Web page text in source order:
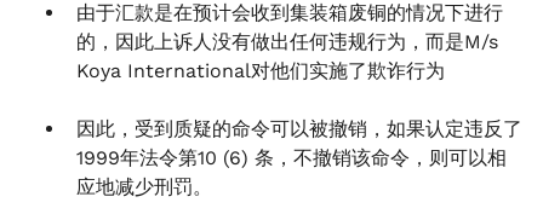
由于汇款是在预计会收到集装箱废铜的情况下进行
的，因此上诉人没有做出任何违规行为，而是M/s
Koya International对他们实施了欺诈行为
因此，受到质疑的命令可以被撤销，如果认定违反了
1999年法令第10 (6) 条，不撤销该命令，则可以相
应地减少刑罚。